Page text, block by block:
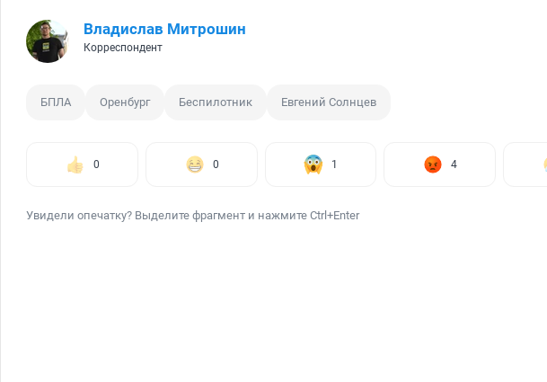
Владислав Митрошин
Корреспондент
БПЛА Оренбург Беспилотник Евгений Солнцев
0 0 1 4
Увидели опечатку? Выделите фрагмент и нажмите Ctrl+Enter